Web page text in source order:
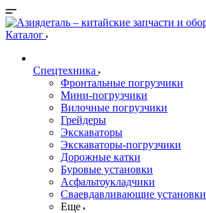
Каталог
Спецтехника
Фронтальные погрузчики
Мини-погрузчики
Вилочные погрузчики
Грейдеры
Экскаваторы
Экскаваторы-погрузчики
Дорожные катки
Буровые установки
Асфальтоукладчики
Сваевдавливающие установки
Еще